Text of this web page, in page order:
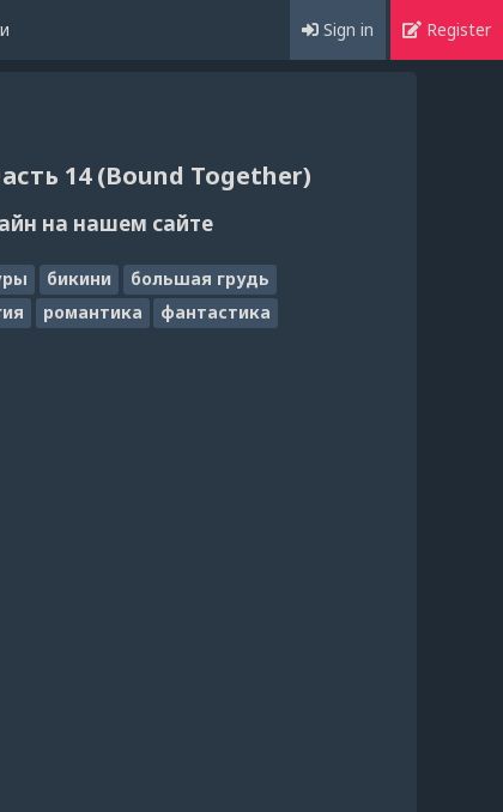
Sign in Register
14 (Bound Together)
на нашем сайте
бикини
большая грудь
романтика
фантастика